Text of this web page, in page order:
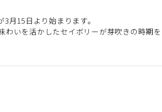
月15日より始まります。
いを活かしたセイボリーが芽吹きの時期